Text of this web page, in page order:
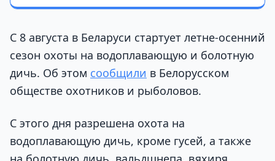
С 8 августа в Беларуси стартует летне-осенний
сезон охоты на водоплавающую и болотную
дичь. Об этом сообщили в Белорусском
обществе охотников и рыболовов.
С этого дня разрешена охота на
водоплавающую дичь, кроме гусей, а также